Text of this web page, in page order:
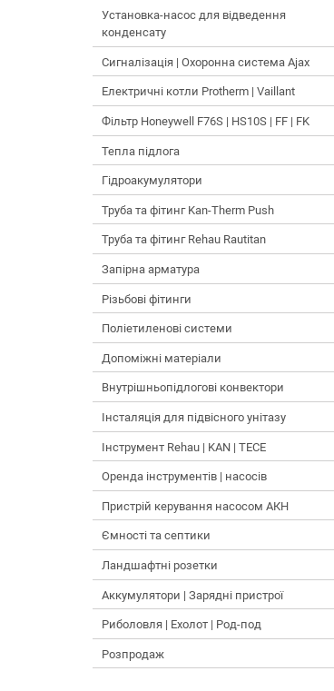
Установка-насос для відведення
конденсату
Сигналізація | Охоронна система Ajax
Електричні котли Protherm | Vaillant
Фільтр Honeywell F76S | HS10S | FF | FK
Тепла підлога
Гідроакумулятори
Труба та фітинг Kan-Therm Push
Труба та фітинг Rehau Rautitan
Запірна арматура
Різьбові фітинги
Поліетиленові системи
Допоміжні матеріали
Внутрішньопідлогові конвектори
Інсталяція для підвісного унітазу
Інструмент Rehau | KAN | TECE
Оренда інструментів | насосів
Пристрій керування насосом АКН
Ємності та септики
Ландшафтні розетки
Аккумулятори | Зарядні пристрої
Риболовля | Ехолот | Род-под
Розпродаж